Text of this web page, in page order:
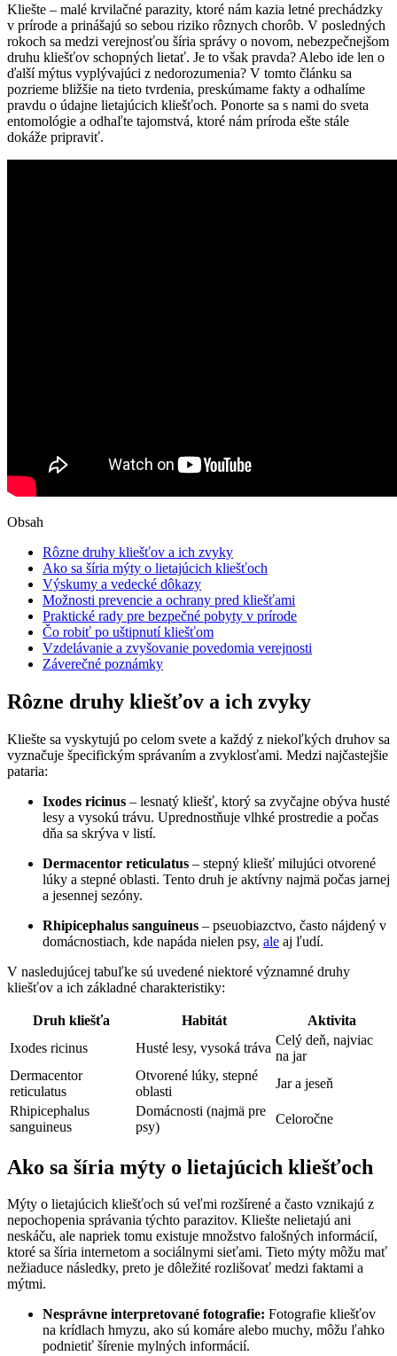
Kliešte –⁢ malé krvilačné parazity, ktoré nám kazia ⁣letné prechádzky
v prírode‌ a prinášajú ⁤so sebou riziko rôznych chorôb. V posledných
rokoch sa medzi verejnosťou šíria ‍správy ​o novom, nebezpečnejšom
​druhu‍ kliešťov schopných lietať. Je to však pravda? Alebo ide len o
ďalší mýtus vyplývajúci z‍ nedorozumenia? V tomto článku sa
pozrieme bližšie na‍ tieto ​tvrdenia, preskúmame fakty ⁣a odhalíme
pravdu o ⁢údajne lietajúcich kliešťoch. Ponorte ‌sa⁤ s‌ nami do sveta
⁤entomológie a odhaľte ⁣tajomstvá, ktoré nám ‌príroda ešte stále
dokáže pripraviť.
Obsah
Rôzne‍ druhy kliešťov a ich zvyky
Ako sa šíria mýty o lietajúcich kliešťoch
Výskumy a vedecké dôkazy
Možnosti‌ prevencie a ochrany pred kliešťami
Praktické rady⁣ pre bezpečné pobyty v prírode
Čo robiť po⁤ uštipnutí kliešťom
Vzdelávanie‍ a zvyšovanie povedomia⁢ verejnosti
Záverečné poznámky
Rôzne‍ druhy kliešťov a ich zvyky
Kliešte sa vyskytujú ⁢po celom ⁤svete a každý z niekoľkých ‍druhov sa
vyznačuje špecifickým správaním a zvyklosťami. Medzi ⁣najčastejšie
​pataria:
Ixodes ​ricinus – lesnatý kliešť, ktorý‌ sa zvyčajne obýva husté
‌lesy a vysokú trávu. ⁣Uprednostňuje ⁢vlhké prostredie a⁢ počas
dňa sa skrýva v listí.
Dermacentor reticulatus – stepný⁤ kliešť milujúci otvorené⁢
lúky a stepné oblasti.⁣ Tento druh je​ aktívny najmä počas jarnej
a jesennej‌ sezóny.
Rhipicephalus sanguineus – pseuobiazctvo, často‍ nájdený v⁣
domácnostiach, kde ⁢napáda nielen ⁣psy,⁣ ale aj‍ ľudí.
V nasledujúcej tabuľke ⁤sú uvedené niektoré⁣ významné druhy
kliešťov ‌a ich ​základné charakteristiky:
Druh kliešťa Habitát
Aktivita
Ixodes⁢ ricinus
Husté lesy,‍ vysoká tráva
Celý deň, najviac
na jar
Dermacentor
reticulatus
Otvorené lúky, stepné
oblasti
Jar a jeseň
Rhipicephalus
sanguineus
Domácnosti (najmä pre
psy)
Celoročne
Ako sa šíria mýty o lietajúcich kliešťoch
Mýty o lietajúcich kliešťoch sú ‌veľmi rozšírené a​ často⁤ vznikajú z
nepochopenia⁤ správania týchto​ parazitov. Kliešte nelietajú ani
neskáču, ale napriek tomu ⁣existuje množstvo‌ falošných informácií,
ktoré sa šíria internetom ​a sociálnymi sieťami. ‍Tieto mýty môžu‌ mať
nežiaduce následky, preto je dôležité ​rozlišovať medzi faktami ⁢a
mýtmi.
Nesprávne interpretované fotografie: Fotografie kliešťov
na krídlach‍ hmyzu, ako sú komáre alebo ​muchy, môžu ľahko
⁤podnietiť šírenie⁢ mylných informácií.